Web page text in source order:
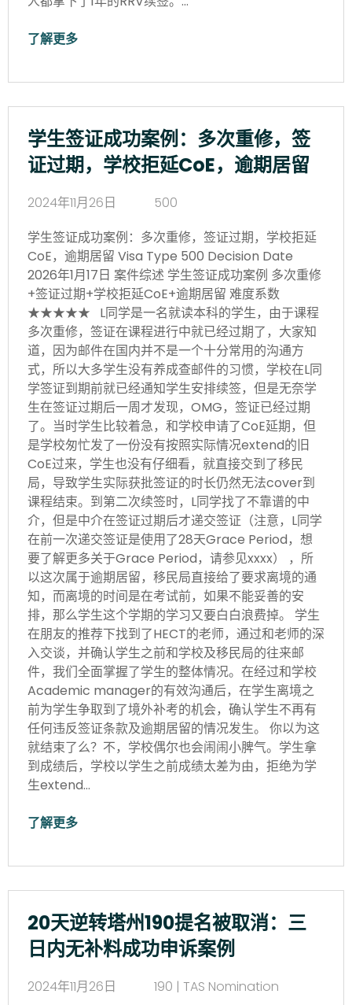
了解更多
学生签证成功案例：多次重修，签
证过期，学校拒延CoE，逾期居留
2024年11月26日
500
学生签证成功案例：多次重修，签证过期，学校拒延
CoE，逾期居留 Visa Type 500 Decision Date
2026年1月17日 案件综述 学生签证成功案例 多次重修
+签证过期+学校拒延CoE+逾期居留 难度系数
★★★★★ L同学是一名就读本科的学生，由于课程
多次重修，签证在课程进行中就已经过期了，大家知
道，因为邮件在国内并不是一个十分常用的沟通方
式，所以大多学生没有养成查邮件的习惯，学校在L同
学签证到期前就已经通知学生安排续签，但是无奈学
生在签证过期后一周才发现，OMG，签证已经过期
了。当时学生比较着急，和学校申请了CoE延期，但
是学校匆忙发了一份没有按照实际情况extend的旧
CoE过来，学生也没有仔细看，就直接交到了移民
局，导致学生实际获批签证的时长仍然无法cover到
课程结束。到第二次续签时，L同学找了不靠谱的中
介，但是中介在签证过期后才递交签证（注意，L同学
在前一次递交签证是使用了28天Grace Period，想
要了解更多关于Grace Period，请参见xxxx） ，所
以这次属于逾期居留，移民局直接给了要求离境的通
知，而离境的时间是在考试前，如果不能妥善的安
排，那么学生这个学期的学习又要白白浪费掉。 学生
在朋友的推荐下找到了HECT的老师，通过和老师的深
入交谈，并确认学生之前和学校及移民局的往来邮
件，我们全面掌握了学生的整体情况。在经过和学校
Academic manager的有效沟通后，在学生离境之
前为学生争取到了境外补考的机会，确认学生不再有
任何违反签证条款及逾期居留的情况发生。 你以为这
就结束了么？不，学校偶尔也会闹闹小脾气。学生拿
到成绩后，学校以学生之前成绩太差为由，拒绝为学
生extend…
了解更多
20天逆转塔州190提名被取消：三
日内无补料成功申诉案例
2024年11月26日
190 | TAS Nomination